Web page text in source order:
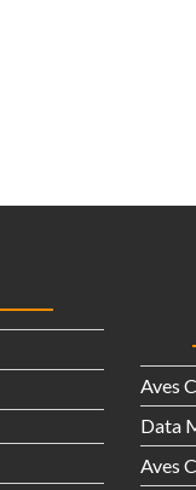
Aves
Data
Aves